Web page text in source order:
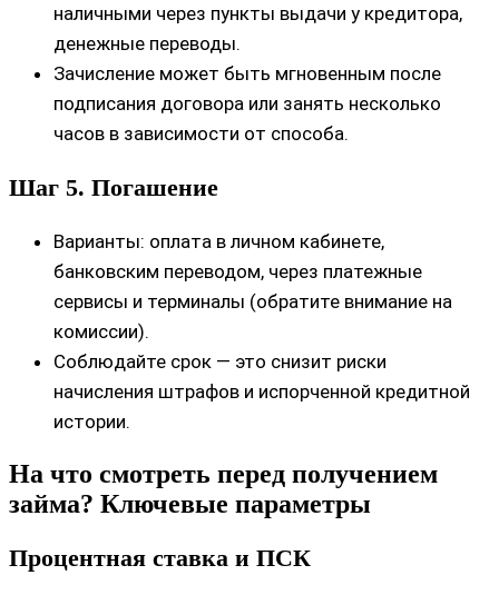
наличными через пункты выдачи у кредитора,
денежные переводы.
Зачисление может быть мгновенным после
подписания договора или занять несколько
часов в зависимости от способа.
Шаг 5. Погашение
Варианты: оплата в личном кабинете,
банковским переводом, через платежные
сервисы и терминалы (обратите внимание на
комиссии).
Соблюдайте срок — это снизит риски
начисления штрафов и испорченной кредитной
истории.
На что смотреть перед получением
займа? Ключевые параметры
Процентная ставка и ПСК